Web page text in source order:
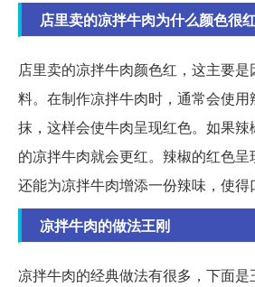
店里卖的凉拌牛肉为什么颜色很
店里卖的凉拌牛肉颜色红，这主要
料。在制作凉拌牛肉时，通常会使
抹，这样会使牛肉呈现红色。如果辣
的凉拌牛肉就会更红。辣椒的红色呈
还能为凉拌牛肉增添一份辣味，使得
凉拌牛肉的做法王刚
凉拌牛肉的经典做法有很多，下面